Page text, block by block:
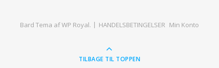
Bard Tema afWP Royal. HANDELSBETINGELSER Min Konto
TILBAGE TIL TOPPEN